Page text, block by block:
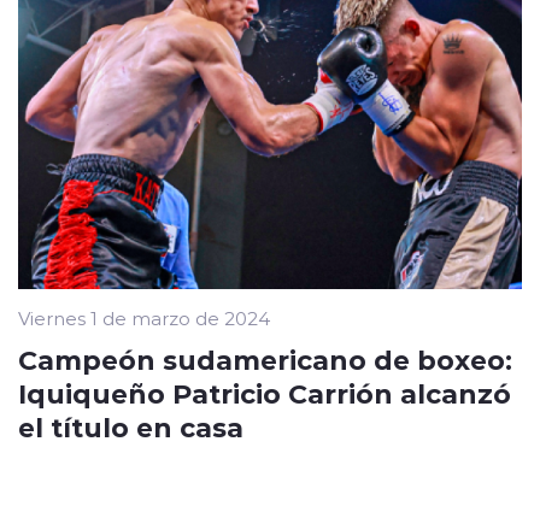
Viernes 1 de marzo de 2024
Campeón sudamericano de boxeo:
Iquiqueño Patricio Carrión alcanzó
el título en casa